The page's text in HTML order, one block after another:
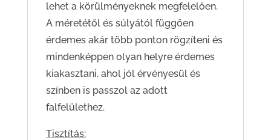
lehet a körülményeknek megfelelően.
A méretétől és súlyától függően
érdemes akár több ponton rögzíteni és
mindenképpen olyan helyre érdemes
kiakasztani, ahol jól érvényesül és
színben is passzol az adott
falfelülethez.
Tisztítás: